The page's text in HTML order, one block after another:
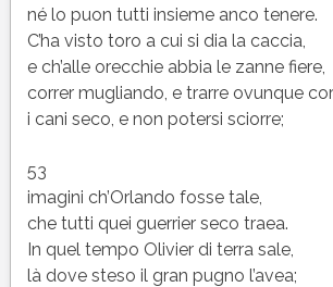
né lo puon tutti insieme anco tenere.
C’ha visto toro a cui si dia la caccia,
e ch’alle orecchie abbia le zanne fiere,
correr mugliando, e trarre ovunque
i cani seco, e non potersi sciorre;
53
imagini ch’Orlando fosse tale,
che tutti quei guerrier seco traea.
In quel tempo Olivier di terra sale,
là dove steso il gran pugno l’avea;